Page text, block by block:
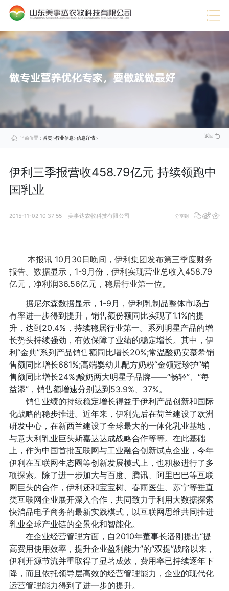
热门推荐
>
喜报！美事达上榜“中国农村专业技术协会科技小院” 查
看
详
美事达被评定为2024年度山东省饲料生产企业A级企业
· 企业视频
企业荣誉
企业文化
·
· 技术服务
当前位置： 首页>行业信息>信息详情> 返回
伊利三季报营收458.79亿元 持续领跑中
国乳业
2015-11-02 10:37:55 美事达农牧科技有限公司 分享到：
本报讯 10月30日晚间，伊利集团发布第三季度财务
报告。数据显示，1-9月份，伊利实现营业总收入458.79
亿元，净利润36.56亿元，稳居行业第一位。
据尼尔森数据显示，1-9月，伊利乳制品整体市场占
有率进一步得到提升，销售额份额同比实现了1.1%的提
升，达到20.4%，持续稳居行业第一。系列明星产品的增
长势头持续强劲，有效保障了业绩的稳定增长。其中，伊
利“金典”系列产品销售额同比增长20%;常温酸奶安慕希销
售额同比增长661%;高端婴幼儿配方奶粉“金领冠珍护”销
售额同比增长24%;酸奶两大明星子品牌——“畅轻”、“每
益添”，销售额增速分别达到53.9%、37%。
销售业绩的持续稳定增长得益于伊利产品创新和国际
化战略的稳步推进。近年来，伊利先后在荷兰建设了欧洲
研发中心，在新西兰建设了全球最大的一体化乳业基地，
与意大利乳业巨头斯嘉达达成战略合作等等。在此基础
上，作为中国首批互联网与工业融合创新试点企业，今年
伊利在互联网生态圈等创新发展模式上，也积极进行了多
项探索。除了进一步加大与百度、腾讯、阿里巴巴等互联
网巨头的合作，伊利还和宝宝树、春雨医生、苏宁等垂直
类互联网企业展开深入合作，共同致力于利用大数据探索
快消品电子商务的最新实践模式，以互联网思维共同推进
乳业全球产业链的全景化和智能化。
在企业经营管理方面，自2010年董事长潘刚提出“提
高费用使用效率，提升企业盈利能力”的“双提”战略以来，
伊利开源节流并重取得了显著成效，费用率已持续逐年下
降，而且依托领导层高效的经营管理能力，企业的现代化
运营管理能力得到了进一步的提升。